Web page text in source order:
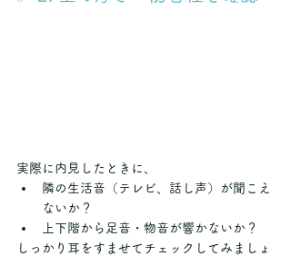
実際に内見したときに、
隣の生活音（テレビ、話し声）が聞こえ
ないか？
上下階から足音・物音が響かないか？
しっかり耳をすませてチェックしてみましょ